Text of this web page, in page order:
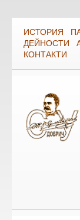
ИСТОРИЯ
ДЕЙНОСТИ
КОНТАКТИ